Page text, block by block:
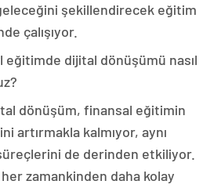
şekillendirecek eğitim
çalışıyor.
eğitimde dijital dönüşümü nasıl
dönüşüm, finansal eğitimin
artırmakla kalmıyor, aynı
de derinden etkiliyor.
zamankinden daha kolay